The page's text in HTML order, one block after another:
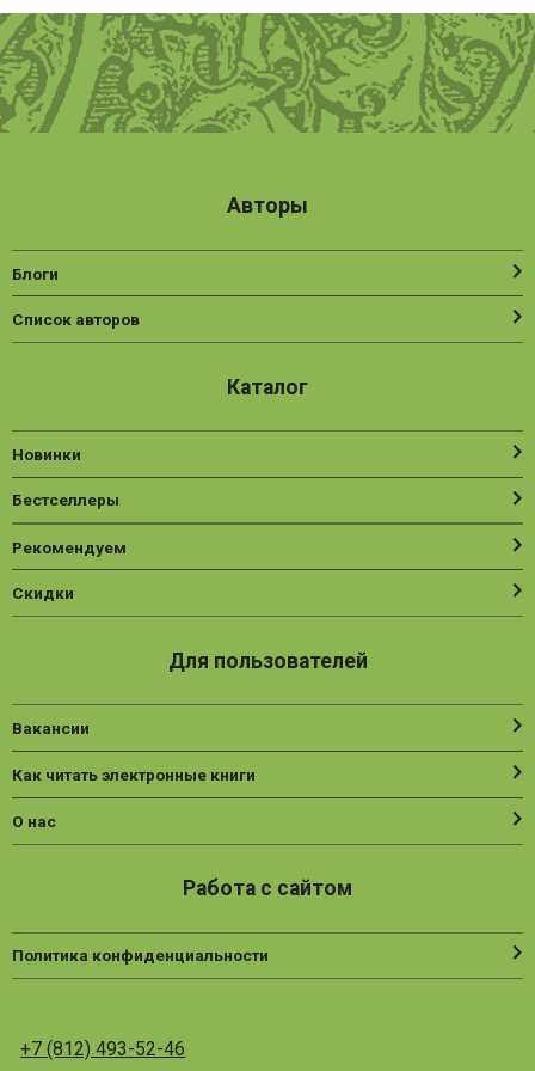
Авторы
Блоги
Список авторов
Каталог
Новинки
Бестселлеры
Рекомендуем
Скидки
Для пользователей
Вакансии
Как читать электронные книги
О нас
Работа с сайтом
Политика конфиденциальности
+7 (812) 493-52-46